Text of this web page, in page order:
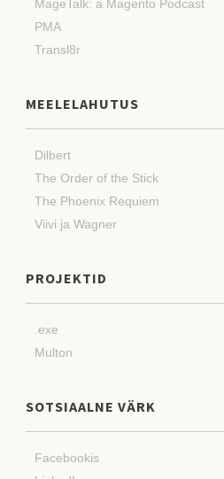
MageTalk: a Magento Podcast
PMA
Transl8r
MEELELAHUTUS
Dilbert
The Order of the Stick
The Phoenix Requiem
Viivi ja Wagner
PROJEKTID
.exe
Multon
SOTSIAALNE VÄRK
Facebookis